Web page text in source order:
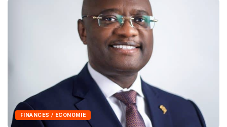
FINANCES / ECONOMIE